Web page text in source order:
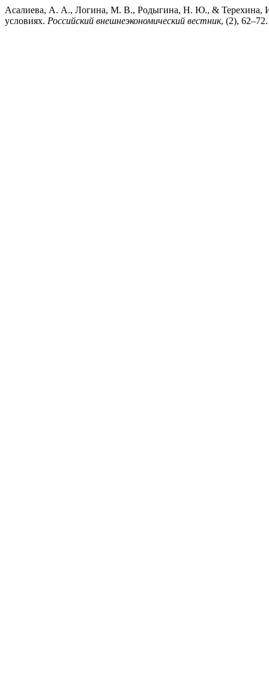
Асалиева, А. А., Логина, М. В., Родыгина, Н. Ю., & Терехина, И.
условиях. Российский внешнеэкономический вестник, (2),